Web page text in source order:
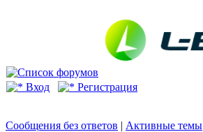
Вход Регистрация
Сообщения без ответов | Активные темы